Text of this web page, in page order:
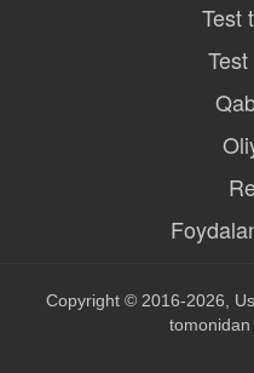
Test
Copyright © 2016-2026,